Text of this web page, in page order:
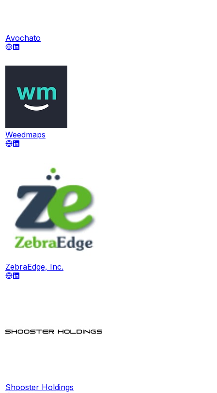
Avochato
Weedmaps
ZebraEdge, Inc.
Shooster Holdings